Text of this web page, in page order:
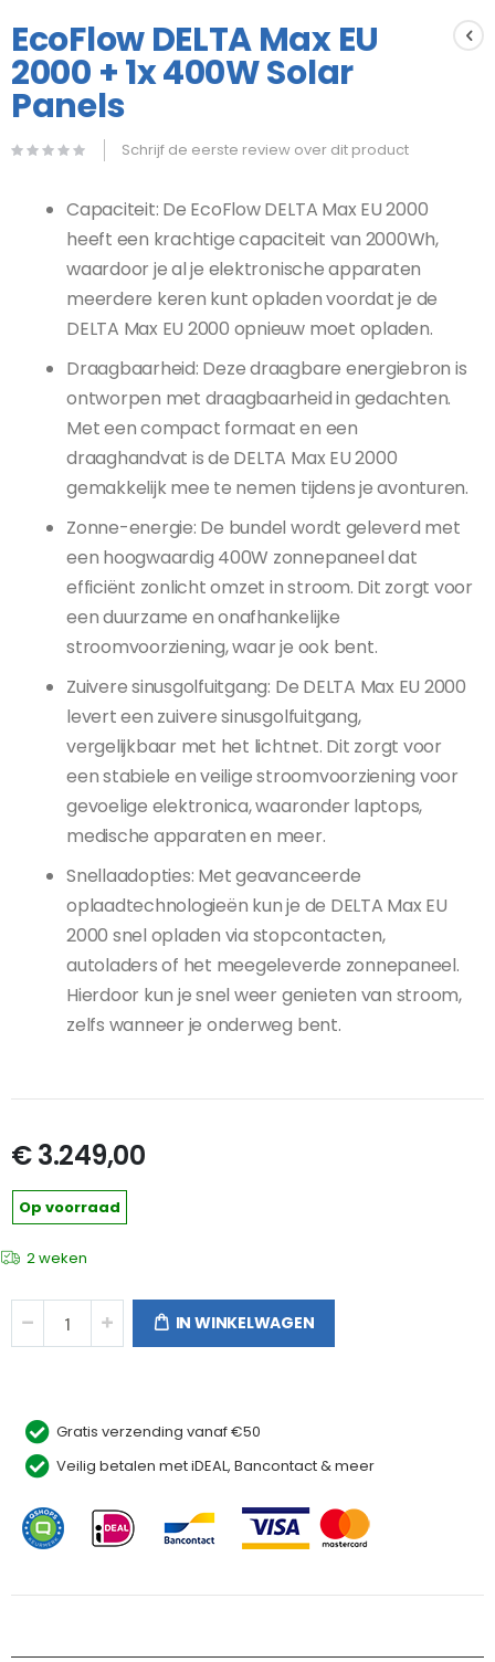
naar
het
begin
van
de
gallerij
EcoFlow DELTA Max EU
2000 + 1x 400W Solar
Panels
Schrijf de eerste review over dit product
Capaciteit: De EcoFlow DELTA Max EU 2000
heeft een krachtige capaciteit van 2000Wh,
waardoor je al je elektronische apparaten
meerdere keren kunt opladen voordat je de
DELTA Max EU 2000 opnieuw moet opladen.
Draagbaarheid: Deze draagbare energiebron is
ontworpen met draagbaarheid in gedachten.
Met een compact formaat en een
draaghandvat is de DELTA Max EU 2000
gemakkelijk mee te nemen tijdens je avonturen.
Zonne-energie: De bundel wordt geleverd met
een hoogwaardig 400W zonnepaneel dat
efficiënt zonlicht omzet in stroom. Dit zorgt voor
een duurzame en onafhankelijke
stroomvoorziening, waar je ook bent.
Zuivere sinusgolfuitgang: De DELTA Max EU 2000
levert een zuivere sinusgolfuitgang,
vergelijkbaar met het lichtnet. Dit zorgt voor
een stabiele en veilige stroomvoorziening voor
gevoelige elektronica, waaronder laptops,
medische apparaten en meer.
Snellaadopties: Met geavanceerde
oplaadtechnologieën kun je de DELTA Max EU
2000 snel opladen via stopcontacten,
autoladers of het meegeleverde zonnepaneel.
Hierdoor kun je snel weer genieten van stroom,
zelfs wanneer je onderweg bent.
€ 3.249,00
Op voorraad
2 weken
IN WINKELWAGEN
Gratis verzending vanaf €50
Veilig betalen met iDEAL, Bancontact & meer